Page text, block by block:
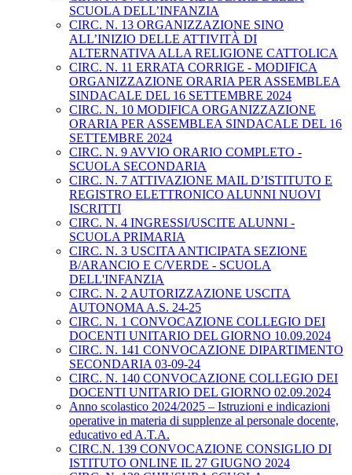
SCUOLA DELL’INFANZIA
CIRC. N. 13 ORGANIZZAZIONE SINO
ALL’INIZIO DELLE ATTIVITÀ DI
ALTERNATIVA ALLA RELIGIONE CATTOLICA
CIRC. N. 11 ERRATA CORRIGE - MODIFICA
ORGANIZZAZIONE ORARIA PER ASSEMBLEA
SINDACALE DEL 16 SETTEMBRE 2024
CIRC. N. 10 MODIFICA ORGANIZZAZIONE
ORARIA PER ASSEMBLEA SINDACALE DEL 16
SETTEMBRE 2024
CIRC. N. 9 AVVIO ORARIO COMPLETO -
SCUOLA SECONDARIA
CIRC. N. 7 ATTIVAZIONE MAIL D’ISTITUTO E
REGISTRO ELETTRONICO ALUNNI NUOVI
ISCRITTI
CIRC. N. 4 INGRESSI/USCITE ALUNNI -
SCUOLA PRIMARIA
CIRC. N. 3 USCITA ANTICIPATA SEZIONE
B/ARANCIO E C/VERDE - SCUOLA
DELL'INFANZIA
CIRC. N. 2 AUTORIZZAZIONE USCITA
AUTONOMA A.S. 24-25
CIRC. N. 1 CONVOCAZIONE COLLEGIO DEI
DOCENTI UNITARIO DEL GIORNO 10.09.2024
CIRC. N. 141 CONVOCAZIONE DIPARTIMENTO
SECONDARIA 03-09-24
CIRC. N. 140 CONVOCAZIONE COLLEGIO DEI
DOCENTI UNITARIO DEL GIORNO 02.09.2024
Anno scolastico 2024/2025 – Istruzioni e indicazioni
operative in materia di supplenze al personale docente,
educativo ed A.T.A.
CIRC.N. 139 CONVOCAZIONE CONSIGLIO DI
ISTITUTO ONLINE IL 27 GIUGNO 2024